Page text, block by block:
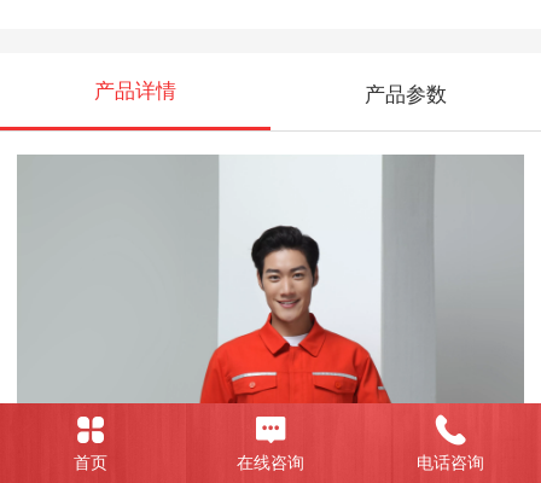
产品详情 产品参数
首页 在线咨询 电话咨询